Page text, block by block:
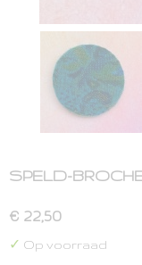
SPELD-
€ 22,50
✓ Op voorraad